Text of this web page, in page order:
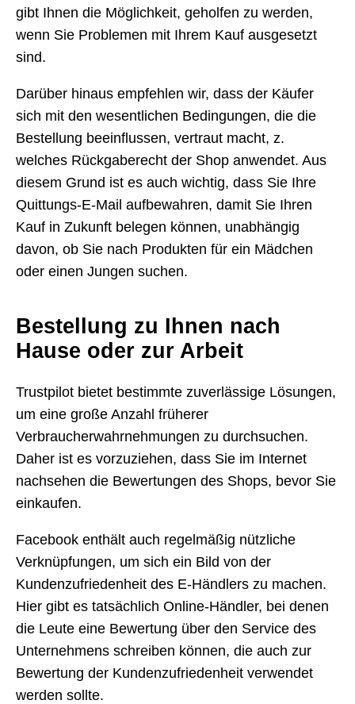
gibt Ihnen die Möglichkeit, geholfen zu werden,
wenn Sie Problemen mit Ihrem Kauf ausgesetzt
sind.
Darüber hinaus empfehlen wir, dass der Käufer
sich mit den wesentlichen Bedingungen, die die
Bestellung beeinflussen, vertraut macht, z.
welches Rückgaberecht der Shop anwendet. Aus
diesem Grund ist es auch wichtig, dass Sie Ihre
Quittungs-E-Mail aufbewahren, damit Sie Ihren
Kauf in Zukunft belegen können, unabhängig
davon, ob Sie nach Produkten für ein Mädchen
oder einen Jungen suchen.
Bestellung zu Ihnen nach
Hause oder zur Arbeit
Trustpilot bietet bestimmte zuverlässige Lösungen,
um eine große Anzahl früherer
Verbraucherwahrnehmungen zu durchsuchen.
Daher ist es vorzuziehen, dass Sie im Internet
nachsehen die Bewertungen des Shops, bevor Sie
einkaufen.
Facebook enthält auch regelmäßig nützliche
Verknüpfungen, um sich ein Bild von der
Kundenzufriedenheit des E-Händlers zu machen.
Hier gibt es tatsächlich Online-Händler, bei denen
die Leute eine Bewertung über den Service des
Unternehmens schreiben können, die auch zur
Bewertung der Kundenzufriedenheit verwendet
werden sollte.